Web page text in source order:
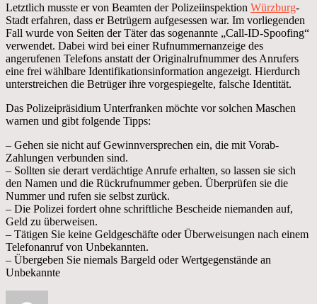
Letztlich musste er von Beamten der Polizeiinspektion Würzburg-
Stadt erfahren, dass er Betrügern aufgesessen war. Im vorliegenden
Fall wurde von Seiten der Täter das sogenannte „Call-ID-Spoofing“
verwendet. Dabei wird bei einer Rufnummernanzeige des
angerufenen Telefons anstatt der Originalrufnummer des Anrufers
eine frei wählbare Identifikationsinformation angezeigt. Hierdurch
unterstreichen die Betrüger ihre vorgespiegelte, falsche Identität.
Das Polizeipräsidium Unterfranken möchte vor solchen Maschen
warnen und gibt folgende Tipps:
– Gehen sie nicht auf Gewinnversprechen ein, die mit Vorab-
Zahlungen verbunden sind.
– Sollten sie derart verdächtige Anrufe erhalten, so lassen sie sich
den Namen und die Rückrufnummer geben. Überprüfen sie die
Nummer und rufen sie selbst zurück.
– Die Polizei fordert ohne schriftliche Bescheide niemanden auf,
Geld zu überweisen.
– Tätigen Sie keine Geldgeschäfte oder Überweisungen nach einem
Telefonanruf von Unbekannten.
– Übergeben Sie niemals Bargeld oder Wertgegenstände an
Unbekannte